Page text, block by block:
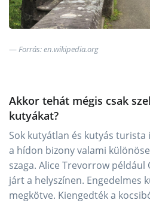
Forrás: en.wikipedia.org
Akkor tehát mégis csak
kutyákat?
Sok kutyátlan és kutyás
a hídon bizony valami
szaga. Alice Trevorrow például
járt a helyszínen. Engedelmes
megkötve. Kiengedték a